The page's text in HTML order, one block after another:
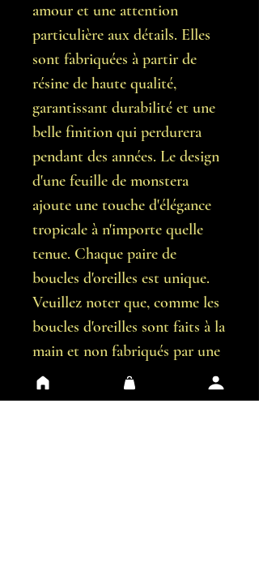
amour et une attention
particulière aux détails. Elles
sont fabriquées à partir de
résine de haute qualité,
garantissant durabilité et une
belle finition qui perdurera
pendant des années. Le design
d'une feuille de monstera
ajoute une touche d'élégance
tropicale à n'importe quelle
tenue. Chaque paire de
boucles d'oreilles est unique.
Veuillez noter que, comme les
boucles d'oreilles sont faits à la
main et non fabriqués par une
machine, il est possible qu'il y
ait de légères imperfections.